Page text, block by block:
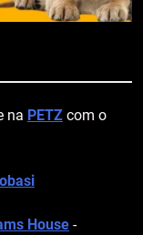
na PETZ com o
House -